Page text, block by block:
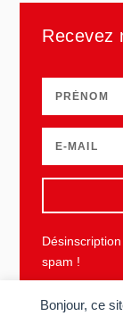
Bonjour, ce
Recevez
spam !